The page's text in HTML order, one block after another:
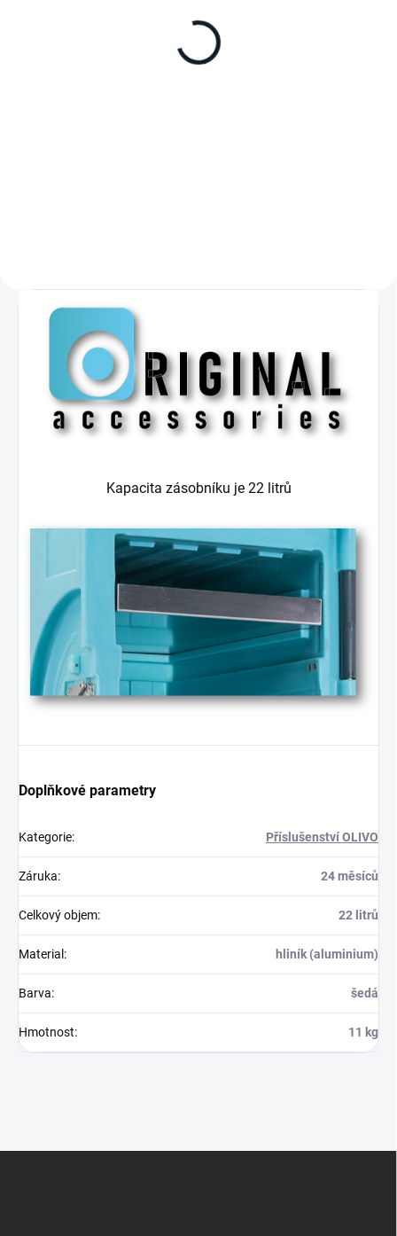
Kapacita zásobníku je 22 litrů
Doplňkové parametry
Kategorie: Příslušenství OLIVO
Záruka: 24 měsíců
Celkový objem: 22 litrů
Material : hliník (aluminium)
Barva: šedá
Hmotnost: 11 kg